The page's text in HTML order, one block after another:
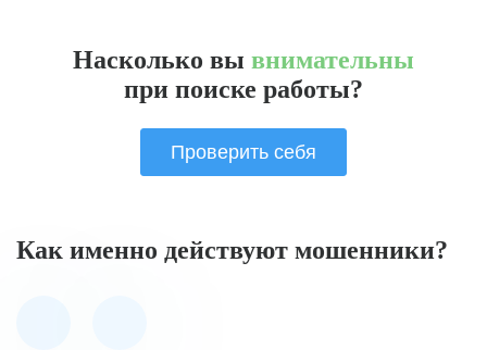
Насколько вы внимательны
при поиске работы?
Проверить себя
Как именно действуют мошенники?